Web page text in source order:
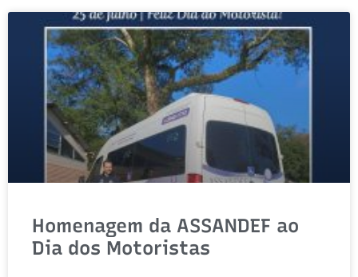
Homenagem da ASSANDEF ao
Dia dos Motoristas